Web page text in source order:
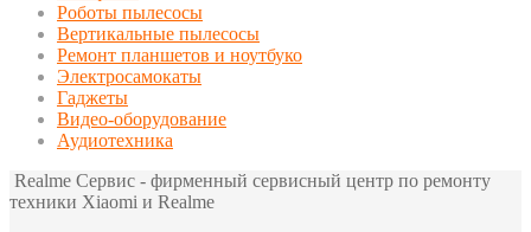
Роботы пылесосы
Вертикальные пылесосы
Ремонт планшетов и ноутбуко
Электросамокаты
Гаджеты
Видео-оборудование
Аудиотехника
Realme Сервис - фирменный сервисный центр по ремонту
техники Xiaomi и Realme